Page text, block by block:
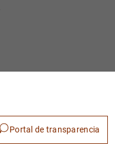
Portal de transparencia